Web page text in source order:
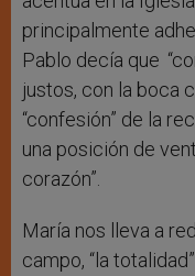
principalmente
Pablo decía que
justos, con la boca
“confesión” de la
una posición de
corazón”.
María nos lleva a
campo, “la